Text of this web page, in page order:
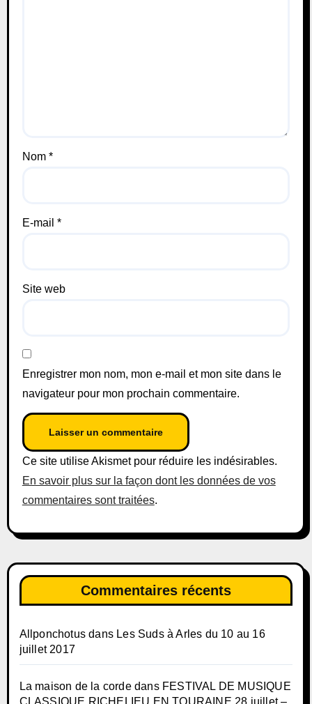
Nom *
E-mail *
Site web
Enregistrer mon nom, mon e-mail et mon site dans le
navigateur pour mon prochain commentaire.
Ce site utilise Akismet pour réduire les indésirables.
En savoir plus sur la façon dont les données de vos
commentaires sont traitées.
Commentaires récents
Allponchotus dans Les Suds à Arles du 10 au 16
juillet 2017
La maison de la cordedans FESTIVAL DE MUSIQUE
CLASSIQUE RICHELIEU EN TOURAINE 28 juillet –